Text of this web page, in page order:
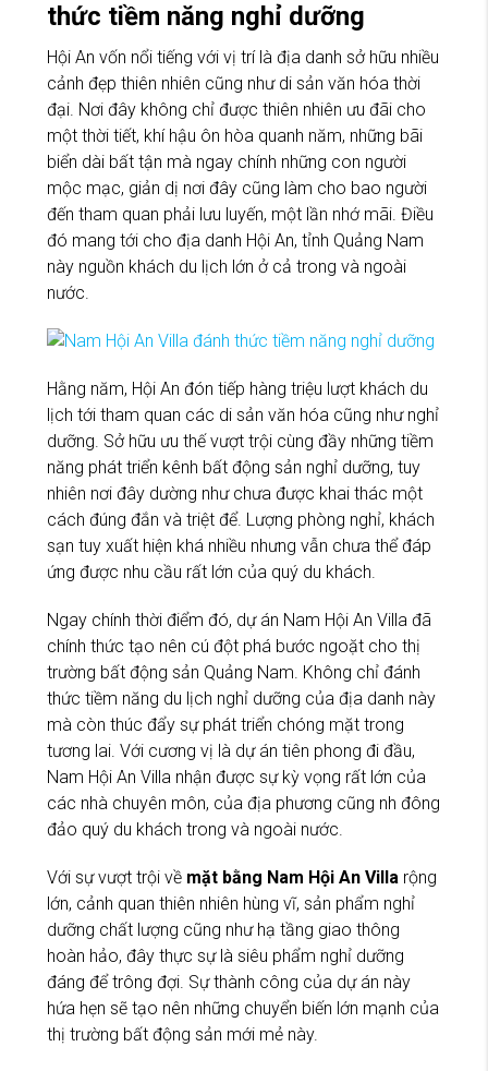
thức tiềm năng nghỉ dưỡng
Hội An vốn nổi tiếng với vị trí là địa danh sở hữu nhiều
cảnh đẹp thiên nhiên cũng như di sản văn hóa thời
đại. Nơi đây không chỉ được thiên nhiên ưu đãi cho
một thời tiết, khí hậu ôn hòa quanh năm, những bãi
biển dài bất tận mà ngay chính những con người
mộc mạc, giản dị nơi đây cũng làm cho bao người
đến tham quan phải lưu luyến, một lần nhớ mãi. Điều
đó mang tới cho địa danh Hội An, tỉnh Quảng Nam
này nguồn khách du lịch lớn ở cả trong và ngoài
nước.
Hằng năm, Hội An đón tiếp hàng triệu lượt khách du
lịch tới tham quan các di sản văn hóa cũng như nghỉ
dưỡng. Sở hữu ưu thế vượt trội cùng đầy những tiềm
năng phát triển kênh bất động sản nghỉ dưỡng, tuy
nhiên nơi đây dường như chưa được khai thác một
cách đúng đắn và triệt để. Lượng phòng nghỉ, khách
sạn tuy xuất hiện khá nhiều nhưng vẫn chưa thể đáp
ứng được nhu cầu rất lớn của quý du khách.
Ngay chính thời điểm đó, dự án Nam Hội An Villa đã
chính thức tạo nên cú đột phá bước ngoặt cho thị
trường bất động sản Quảng Nam. Không chỉ đánh
thức tiềm năng du lịch nghỉ dưỡng của địa danh này
mà còn thúc đẩy sự phát triển chóng mặt trong
tương lai. Với cương vị là dự án tiên phong đi đầu,
Nam Hội An Villa nhận được sự kỳ vọng rất lớn của
các nhà chuyên môn, của địa phương cũng nh đông
đảo quý du khách trong và ngoài nước.
Với sự vượt trội về mặt bằng Nam Hội An Villa rộng
lớn, cảnh quan thiên nhiên hùng vĩ, sản phẩm nghỉ
dưỡng chất lượng cũng như hạ tầng giao thông
hoàn hảo, đây thực sự là siêu phẩm nghỉ dưỡng
đáng để trông đợi. Sự thành công của dự án này
hứa hẹn sẽ tạo nên những chuyển biến lớn mạnh của
thị trường bất động sản mới mẻ này.